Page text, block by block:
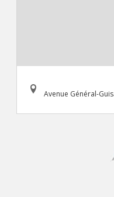
Avenue Général-